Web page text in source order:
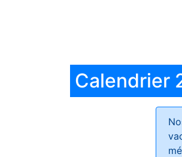
Calendrier